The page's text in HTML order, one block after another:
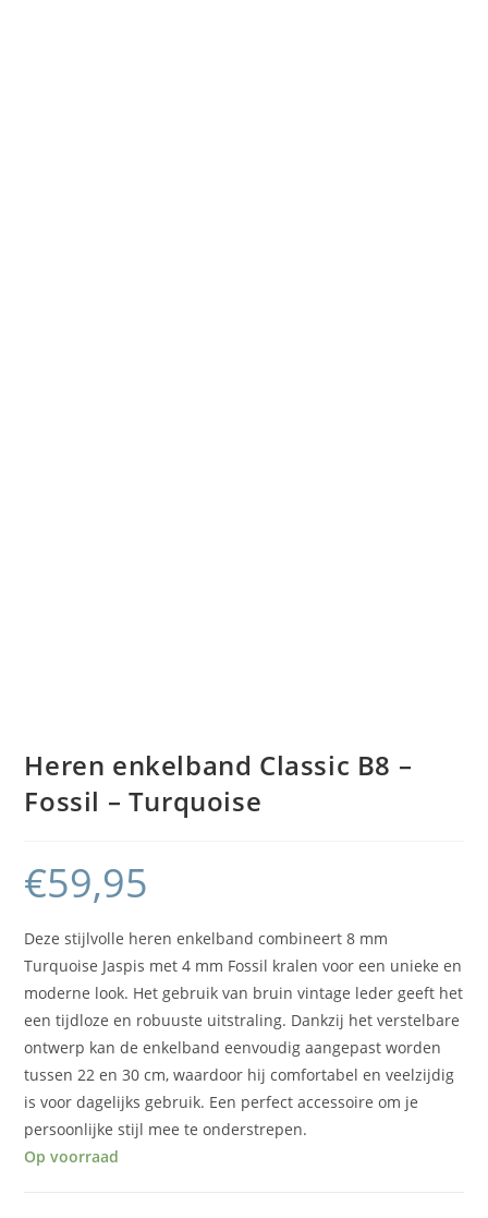
Heren enkelband Classic B8 –
Fossil – Turquoise
€59,95
Deze stijlvolle heren enkelband combineert 8 mm
Turquoise Jaspis met 4 mm Fossil kralen voor een unieke en
moderne look. Het gebruik van bruin vintage leder geeft het
een tijdloze en robuuste uitstraling. Dankzij het verstelbare
ontwerp kan de enkelband eenvoudig aangepast worden
tussen 22 en 30 cm, waardoor hij comfortabel en veelzijdig
is voor dagelijks gebruik. Een perfect accessoire om je
persoonlijke stijl mee te onderstrepen.
Op voorraad